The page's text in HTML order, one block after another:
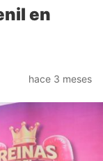
en
hace 3 meses